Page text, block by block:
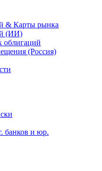
журнал
& Карты рынка
(ИИ)
(Россия)
банков и юр.